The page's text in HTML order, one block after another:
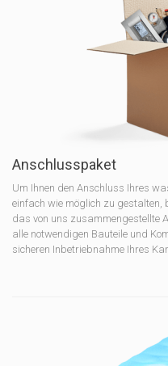
Anschlusspaket
Um Ihnen den Anschluss Ihres
einfach wie möglich zu gestalten,
das von uns zusammengestellte
alle notwendigen Bauteile und
sicheren Inbetriebnahme Ihres